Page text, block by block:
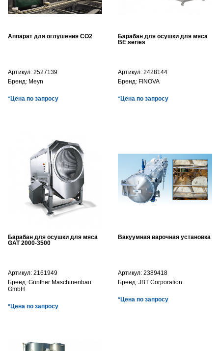
Аппарат для оглушения CO2
Артикул: 2527139
Бренд: Meyn
*Цена по запросу
Барабан для осушки для мяса
BE series
Артикул: 2428144
Бренд: FINOVA
*Цена по запросу
Барабан для осушки для мяса
GAT 2000-3500
Артикул: 2161949
Бренд: Günther Maschinenbau
GmbH
*Цена по запросу
Вакуумная варочная установка
Артикул: 2389418
Бренд: JBT Corporation
*Цена по запросу